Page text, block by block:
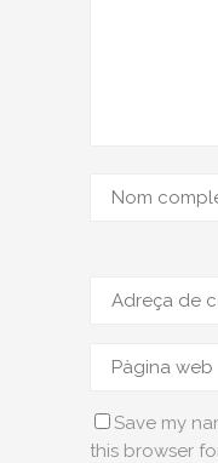
Save my
this browser